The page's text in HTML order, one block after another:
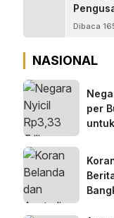
Tewas
Dibaca
NASIONAL
per